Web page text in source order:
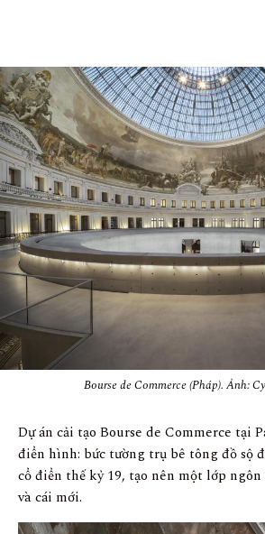
Bourse de Commerce (Pháp). Ảnh:
Dự án cải tạo Bourse de Commerce tại
điển hình: bức tường trụ bê tông đồ sộ
cổ điển thế kỷ 19, tạo nên một lớp
và cái mới.